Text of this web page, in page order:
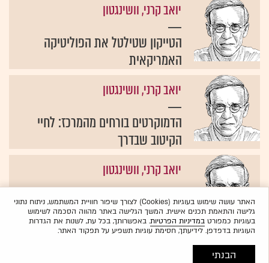
יואב קרני, וושינגטון
הטייקון שטילטל את הפוליטיקה
האמריקאית
יואב קרני, וושינגטון
הדמוקרטים בורחים מהמרכז: לחיי
הקיטוב שבדרך
יואב קרני, וושינגטון
לי אייאקוקה היה הגיבור העממי
האחרון של התעשייה הישנה
האתר עושה שימוש בעוגיות (Cookies) לצורך שיפור חוויית המשתמש, ניתוח נתוני
גלישה והתאמת תכנים אישית. המשך הגלישה באתר מהווה הסכמה לשימוש
בעוגיות כמפורטבמדיניות הפרטיות. באפשרותך, בכל עת, לשנות את הגדרות
העוגיות בדפדפן. לידיעתך, חסימת עוגיות תשפיע על תפקוד האתר.
הבנתי